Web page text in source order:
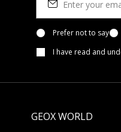
Prefer not to say
I have read and
GEOX WORLD